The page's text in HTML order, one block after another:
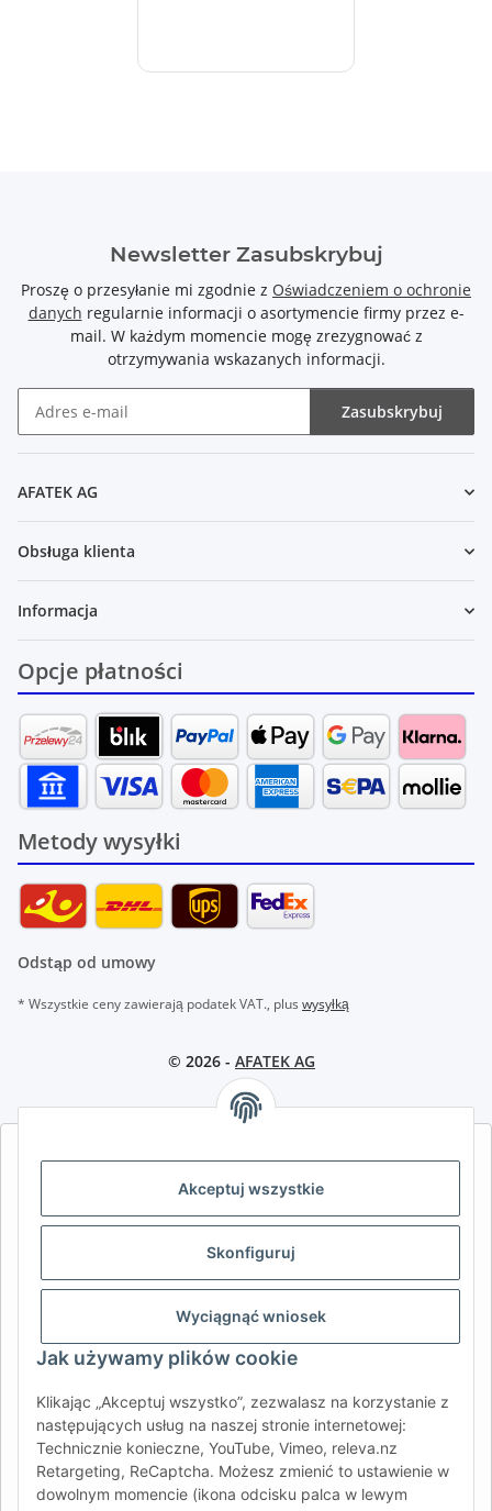
Akceptuj wszystkie
Skonfiguruj
Wyciągnąć wniosek
Jak używamy plików cookie
Klikając „Akceptuj wszystko”, zezwalasz na korzystanie z
następujących usług na naszej stronie internetowej:
Technicznie konieczne, YouTube, Vimeo, releva.nz
Retargeting, ReCaptcha. Możesz zmienić to ustawienie w
dowolnym momencie (ikona odcisku palca w lewym
Newsletter Zasubskrybuj
Proszę o przesyłanie mi zgodnie z Oświadczeniem o ochronie
danych regularnie informacji o asortymencie firmy przez e-
mail. W każdym momencie mogę zrezygnować z
otrzymywania wskazanych informacji.
Zasubskrybuj
AFATEK AG
Obsługa klienta
Informacja
Opcje płatności
Metody wysyłki
Odstąp od umowy
* Wszystkie ceny zawierają podatek VAT., plus wysyłką
© 2026 - AFATEK AG
AFATEK INTERNATIONAL – WYBIERZ REGION I JĘZYK | SELECT
DE AT CH (DE) CH (FR)
BE (NL) BE (FR)
SE FI
RO HR
AFATEK International| Twój partner w zakresie części